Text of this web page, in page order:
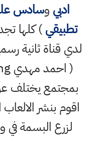
ادبي وسادس
تطبيقي) كلها
لدي قناة ثانية
بمجتمع يختلف عن
اقوم بنشر الالعاب
لزرع البسمة في